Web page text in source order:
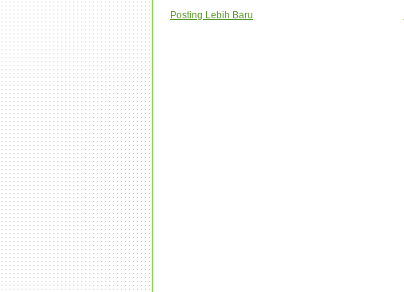
Posting Lebih Baru